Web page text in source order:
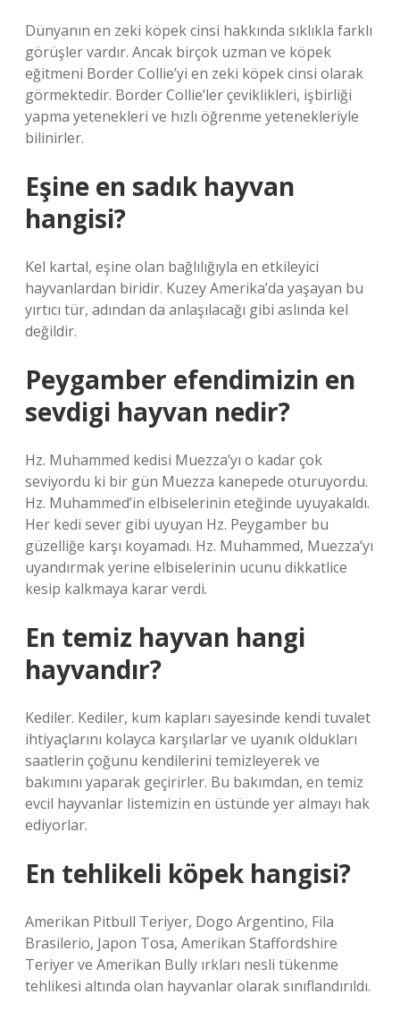
Dünyanın en zeki köpek cinsi hakkında sıklıkla farklı
görüşler vardır. Ancak birçok uzman ve köpek
eğitmeni Border Collie’yi en zeki köpek cinsi olarak
görmektedir. Border Collie’ler çeviklikleri, işbirliği
yapma yetenekleri ve hızlı öğrenme yetenekleriyle
bilinirler.
Eşine en sadık hayvan
hangisi?
Kel kartal, eşine olan bağlılığıyla en etkileyici
hayvanlardan biridir. Kuzey Amerika’da yaşayan bu
yırtıcı tür, adından da anlaşılacağı gibi aslında kel
değildir.
Peygamber efendimizin en
sevdigi hayvan nedir?
Hz. Muhammed kedisi Muezza’yı o kadar çok
seviyordu ki bir gün Muezza kanepede oturuyordu.
Hz. Muhammed’in elbiselerinin eteğinde uyuyakaldı.
Her kedi sever gibi uyuyan Hz. Peygamber bu
güzelliğe karşı koyamadı. Hz. Muhammed, Muezza’yı
uyandırmak yerine elbiselerinin ucunu dikkatlice
kesip kalkmaya karar verdi.
En temiz hayvan hangi
hayvandır?
Kediler. Kediler, kum kapları sayesinde kendi tuvalet
ihtiyaçlarını kolayca karşılarlar ve uyanık oldukları
saatlerin çoğunu kendilerini temizleyerek ve
bakımını yaparak geçirirler. Bu bakımdan, en temiz
evcil hayvanlar listemizin en üstünde yer almayı hak
ediyorlar.
En tehlikeli köpek hangisi?
Amerikan Pitbull Teriyer, Dogo Argentino, Fila
Brasilerio, Japon Tosa, Amerikan Staffordshire
Teriyer ve Amerikan Bully ırkları nesli tükenme
tehlikesi altında olan hayvanlar olarak sınıflandırıldı.